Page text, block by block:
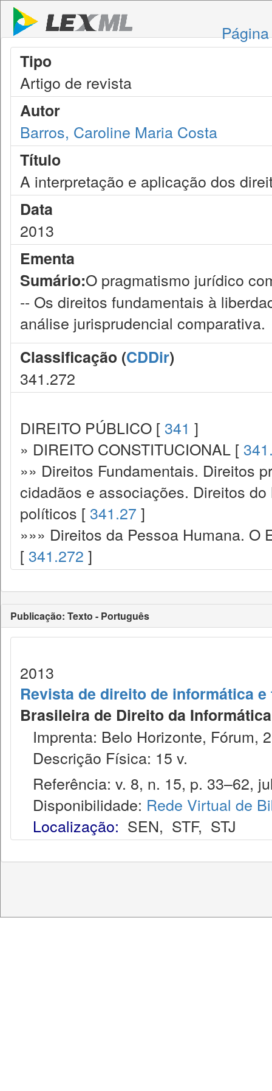
Tipo
Artigo de revista
Autor
Barros, Caroline Maria Costa
Título
A interpretação e aplicação dos
Data
2013
Ementa
Sumário:O pragmatismo jurídico
-- Os direitos fundamentais à
análise jurisprudencial comparativa.
Classificação (CDDir)
341.272
DIREITO PÚBLICO [ 341 ]
» DIREITO CONSTITUCIONAL [
»» Direitos Fundamentais. Direitos
cidadãos e associações. Direitos
políticos [ 341.27 ]
»»» Direitos da Pessoa Humana.
[ 341.272 ]
Publicação: Texto - Português
2013
Revista de direito de informática
Brasileira de Direito da
Imprenta: Belo Horizonte, Fórum,
Descrição Física: 15 v.
Referência: v. 8, n. 15, p. 33–62,
Disponibilidade: Rede Virtual de
Localização: SEN, STF, STJ